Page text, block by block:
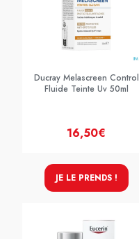
Ducray Melascreen Control
Fluide Teinte Uv 50ml
16,50€
JE LE PRENDS !